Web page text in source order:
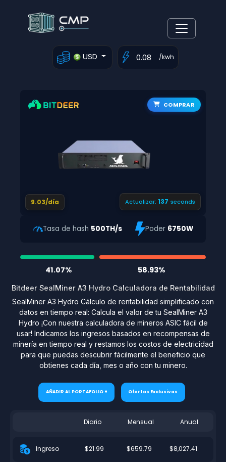
USD /kwh
COMPRAR
9.03/día Actualizar: 136 seconds
Tasa de hash 500TH/s Poder 6750W
41.07% 58.93%
Bitdeer SealMiner A3 Hydro Calculadora de Rentabilidad
SealMiner A3 Hydro Cálculo de rentabilidad simplificado con
datos en tiempo real: Calcula el valor de tu SealMiner A3
Hydro ¡Con nuestra calculadora de mineros ASIC fácil de
usar! Indicamos los ingresos basados en recompensas de
minería en tiempo real y restamos los costos de electricidad
para que puedas descubrir fácilmente el beneficio que
obtienes cada día, mes o año con tu minero.
AÑADIR AL PORTAFOLIO + Ofertas Exclusivas
Diario Mensual Anual
Ingreso $21.99 $659.79 $8,027.41